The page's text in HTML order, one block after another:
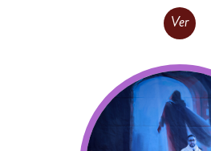
Ver